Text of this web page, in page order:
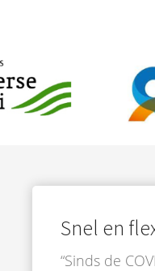
Snel en
“Sinds de